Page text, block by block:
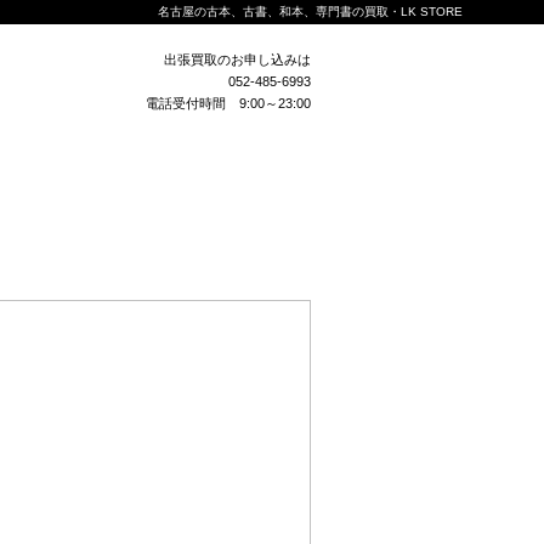
名古屋の古本、古書、和本、専門書の買取・LK STORE
出張買取のお申し込みは
052-485-6993
電話受付時間 9:00～23:00